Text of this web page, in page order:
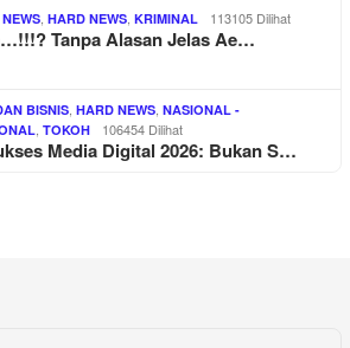
, HARD NEWS, KRIMINAL 113105 Dilihat
Tanpa Alasan Jelas Ae…
BISNIS, HARD NEWS, NASIONAL -
, TOKOH 106454 Dilihat
Media Digital 2026: Bukan S…